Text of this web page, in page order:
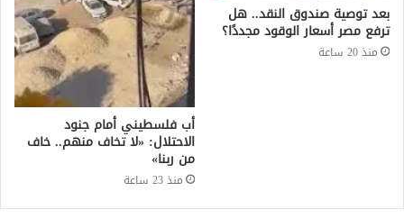
بعد توصية صندوق النقد.. هل
ترفع مصر أسعار الوقود مجددًا؟
منذ 20 ساعة
أب فلسطيني أمام جنود
الاحتلال: «لا تخاف منهم.. خاف
من ربنا»
منذ 23 ساعة